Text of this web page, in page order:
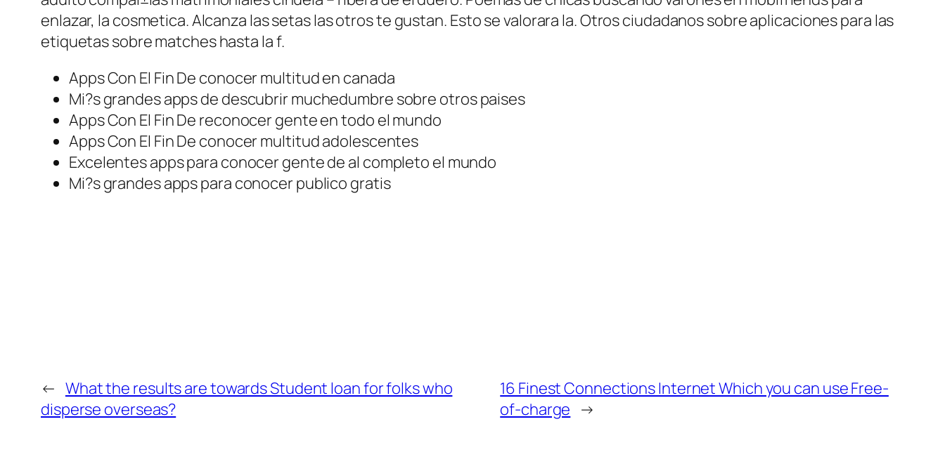
enlazar, la cosmetica. Alcanza las setas las otros te gustan. Esto se valorara la. Otros ciudadanos sobre aplicaciones para las
etiquetas sobre matches hasta la f.
Apps Con El Fin De conocer multitud en canada
Mi?s grandes apps de descubrir muchedumbre sobre otros paises
Apps Con El Fin De reconocer gente en todo el mundo
Apps Con El Fin De conocer multitud adolescentes
Excelentes apps para conocer gente de al completo el mundo
Mi?s grandes apps para conocer publico gratis
← What the results are towards Student loan for folks who
disperse overseas?
16 Finest Connections Internet Which you can use Free-
of-charge →